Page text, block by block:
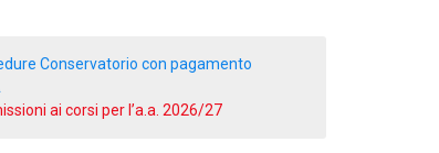
Conservatorio con pagamento
ai corsi per l’a.a. 2026/27